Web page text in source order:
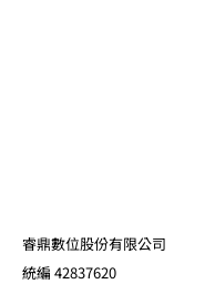
睿鼎數位股份有限公司
統編 42837620